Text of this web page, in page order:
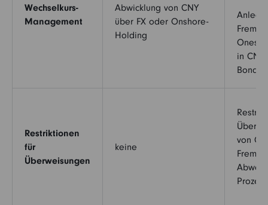
Wechselkurs-
Management
Abwicklung von CNY
über FX oder Onshore-
Holding
in CNY
Bond
Restriktionen
für
Überweisungen
keine
von